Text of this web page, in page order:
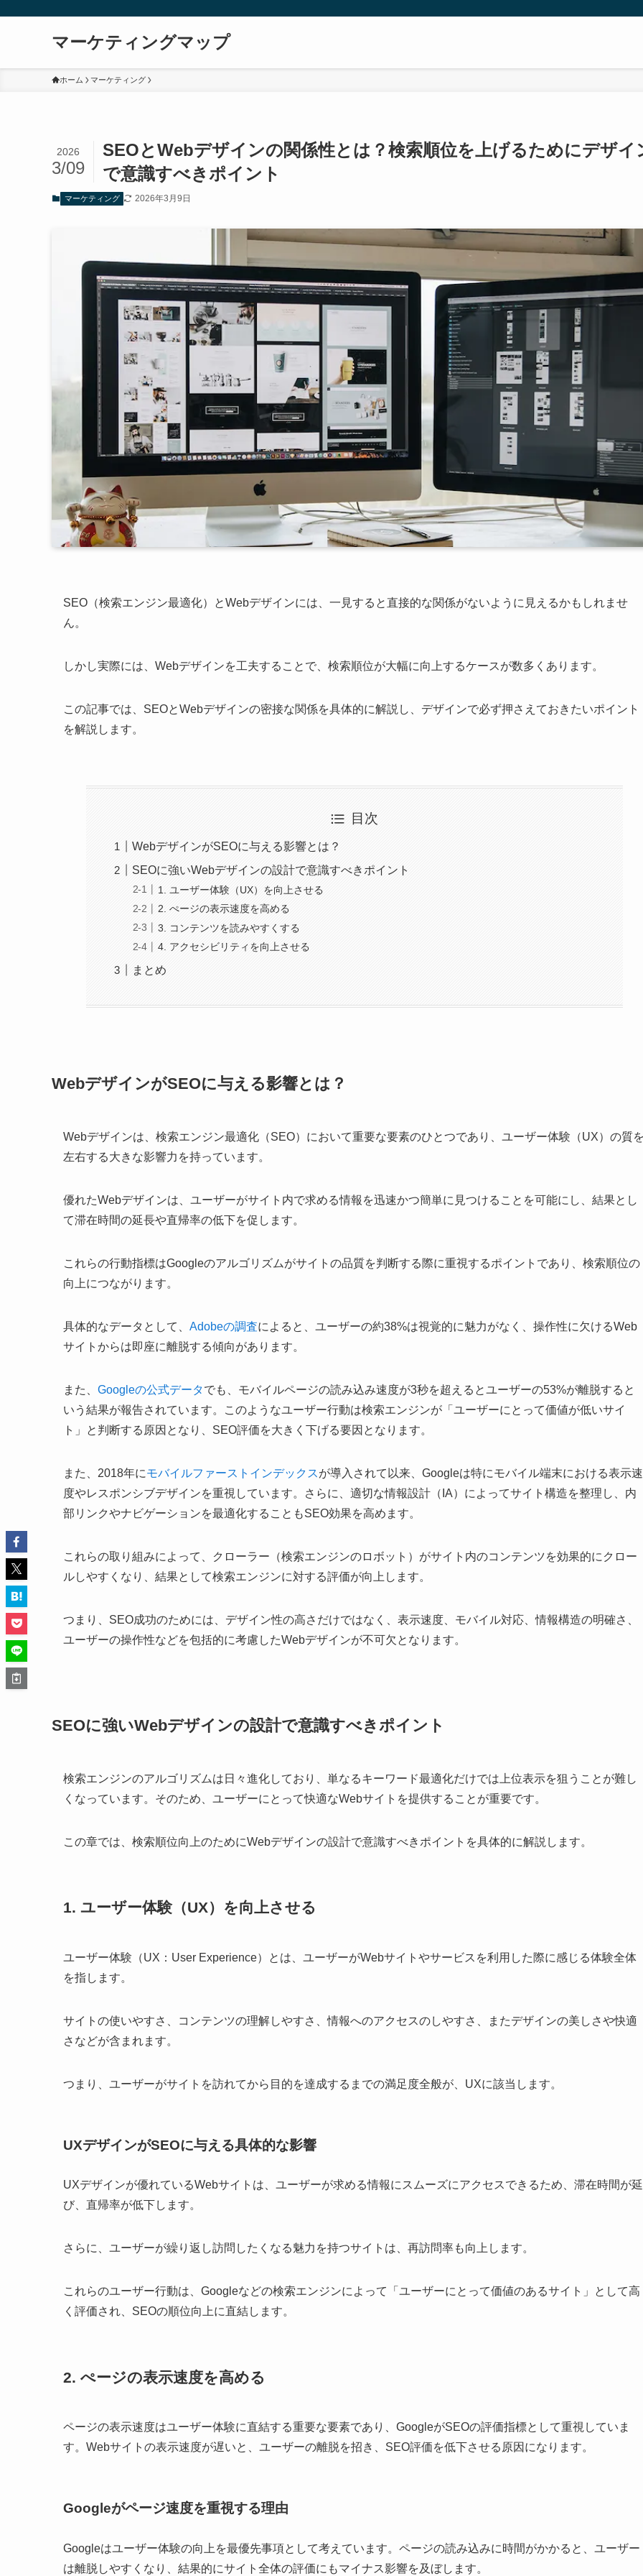
マーケティングマップ
ホーム マーケティング
SEOとWebデザインの関係性とは？検索順位を上げるためにデザイ
で意識すべきポイント
2026
3/09
マーケティング 2026年3月9日
SEO（検索エンジン最適化）とWebデザインには、一見すると直接的な関係がないように見えるかもしれませ
ん。
しかし実際には、Webデザインを工夫することで、検索順位が大幅に向上するケースが数多くあります。
この記事では、SEOとWebデザインの密接な関係を具体的に解説し、デザインで必ず押さえておきたいポイント
を解説します。
目次
WebデザインがSEOに与える影響とは？
SEOに強いWebデザインの設計で意識すべきポイント
1. ユーザー体験（UX）を向上させる
2. ぺージの表示速度を高める
3. コンテンツを読みやすくする
4. アクセシビリティを向上させる
まとめ
WebデザインがSEOに与える影響とは？
Webデザインは、検索エンジン最適化（SEO）において重要な要素のひとつであり、ユーザー体験（UX）の質
左右する大きな影響力を持っています。
優れたWebデザインは、ユーザーがサイト内で求める情報を迅速かつ簡単に見つけることを可能にし、結果とし
て滞在時間の延長や直帰率の低下を促します。
これらの行動指標はGoogleのアルゴリズムがサイトの品質を判断する際に重視するポイントであり、検索順位の
向上につながります。
具体的なデータとして、 Adobeの調査によると、ユーザーの約38%は視覚的に魅力がなく、操作性に欠けるWeb
サイトからは即座に離脱する傾向があります。
また、 Googleの公式データでも、モバイルページの読み込み速度が3秒を超えるとユーザーの53%が離脱すると
いう結果が報告されています。このようなユーザー行動は検索エンジンが「ユーザーにとって価値が低いサイ
ト」と判断する原因となり、SEO評価を大きく下げる要因となります。
また、2018年にモバイルファーストインデックスが導入されて以来、Googleは特にモバイル端末における表示速
度やレスポンシブデザインを重視しています。さらに、適切な情報設計（IA）によってサイト構造を整理し、内
部リンクやナビゲーションを最適化することもSEO効果を高めます。
これらの取り組みによって、クローラー（検索エンジンのロボット）がサイト内のコンテンツを効果的にクロー
ルしやすくなり、結果として検索エンジンに対する評価が向上します。
つまり、SEO成功のためには、デザイン性の高さだけではなく、表示速度、モバイル対応、情報構造の明確さ、
ユーザーの操作性などを包括的に考慮したWebデザインが不可欠となります。
SEOに強いWebデザインの設計で意識すべきポイント
検索エンジンのアルゴリズムは日々進化しており、単なるキーワード最適化だけでは上位表示を狙うことが難し
くなっています。そのため、ユーザーにとって快適なWebサイトを提供することが重要です。
この章では、検索順位向上のためにWebデザインの設計で意識すべきポイントを具体的に解説します。
1. ユーザー体験（UX）を向上させる
ユーザー体験（UX：User Experience）とは、ユーザーがWebサイトやサービスを利用した際に感じる体験全体
を指します。
サイトの使いやすさ、コンテンツの理解しやすさ、情報へのアクセスのしやすさ、またデザインの美しさや快適
さなどが含まれます。
つまり、ユーザーがサイトを訪れてから目的を達成するまでの満足度全般が、UXに該当します。
UXデザインがSEOに与える具体的な影響
UXデザインが優れているWebサイトは、ユーザーが求める情報にスムーズにアクセスできるため、滞在時間が延
び、直帰率が低下します。
さらに、ユーザーが繰り返し訪問したくなる魅力を持つサイトは、再訪問率も向上します。
これらのユーザー行動は、Googleなどの検索エンジンによって「ユーザーにとって価値のあるサイト」として高
く評価され、SEOの順位向上に直結します。
2. ぺージの表示速度を高める
ページの表示速度はユーザー体験に直結する重要な要素であり、GoogleがSEOの評価指標として重視していま
す。Webサイトの表示速度が遅いと、ユーザーの離脱を招き、SEO評価を低下させる原因になります。
Googleがページ速度を重視する理由
Googleはユーザー体験の向上を最優先事項として考えています。ページの読み込みに時間がかかると、ユーザー
は離脱しやすくなり、結果的にサイト全体の評価にもマイナス影響を及ぼします。